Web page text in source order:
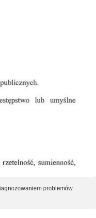
problemów